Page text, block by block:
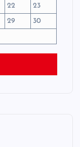
22
23
29
30